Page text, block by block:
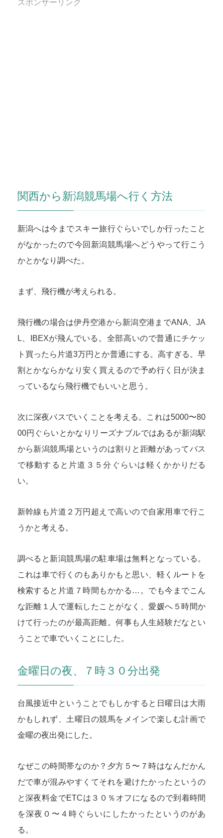
スポンサーリンク
関西から新潟競馬場へ行く方法
新潟へは今までスキー旅行ぐらいでしか行ったこと
がなかったので今回新潟競馬場へどうやって行こう
かとかなり調べた。
まず、飛行機が考えられる。
飛行機の場合は伊丹空港から新潟空港までANA、JA
L、IBEXが飛んでいる。全部高いので普通にチケッ
ト買ったら片道3万円とか普通にする。高すぎる。早
割とかならかなり安く買えるので予め行く日が決ま
っているなら飛行機でもいいと思う。
次に深夜バスでいくことを考える。これは5000〜80
00円ぐらいとかなりリーズナブルではあるが新潟駅
から新潟競馬場というのは割りと距離があってバス
で移動すると片道３５分ぐらいは軽くかかりだる
い。
新幹線も片道２万円超えで高いので自家用車で行こ
うかと考える。
調べると新潟競馬場の駐車場は無料となっている。
これは車で行くのもありかもと思い、軽くルートを
検索すると片道７時間もかかる…。でも今までこん
な距離１人で運転したことがなく、愛媛へ５時間か
けて行ったのが最高距離。何事も人生経験だなとい
うことで車でいくことにした。
金曜日の夜、７時３０分出発
台風接近中ということでもしかすると日曜日は大雨
かもしれず、土曜日の競馬をメインで楽しむ計画で
金曜の夜出発にした。
なぜこの時間帯なのか？夕方５〜７時はなんだかん
だで車が混みやすくてそれを避けたかったというの
と深夜料金でETCは３０％オフになるので到着時間
を深夜０〜４時ぐらいにしたかったというのがあ
る。